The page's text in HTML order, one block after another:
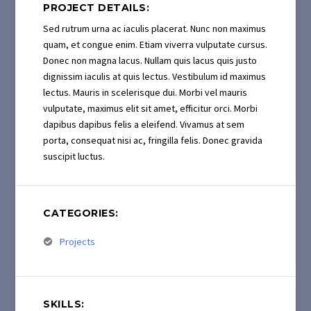
PROJECT DETAILS:
Sed rutrum urna ac iaculis placerat. Nunc non maximus
quam, et congue enim. Etiam viverra vulputate cursus.
Donec non magna lacus. Nullam quis lacus quis justo
dignissim iaculis at quis lectus. Vestibulum id maximus
lectus. Mauris in scelerisque dui. Morbi vel mauris
vulputate, maximus elit sit amet, efficitur orci. Morbi
dapibus dapibus felis a eleifend. Vivamus at sem
porta, consequat nisi ac, fringilla felis. Donec gravida
suscipit luctus.
CATEGORIES:
Projects
SKILLS: